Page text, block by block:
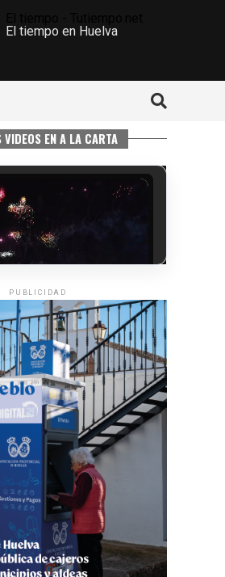
El tiempo en Huelva
VIDEOS EN A LA CARTA
FIESTAS COLOMBINAS
DE LAS FIESTAS
2026
PUBLICIDAD